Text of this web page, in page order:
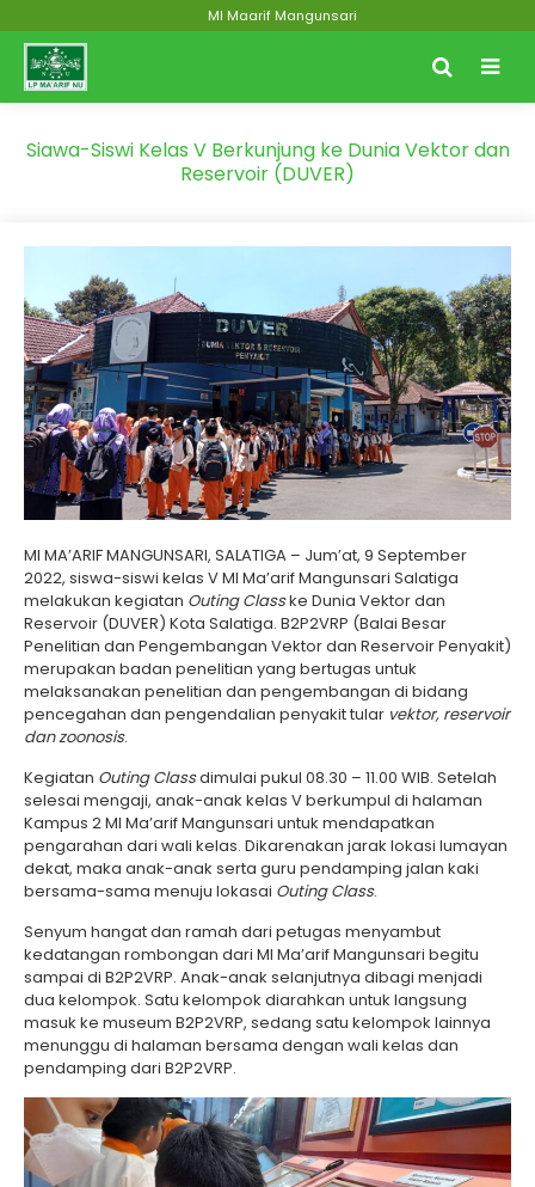
MI Maarif Mangunsari
Siawa-Siswi Kelas V Berkunjung ke Dunia Vektor dan
Reservoir (DUVER)
MI MA’ARIF MANGUNSARI, SALATIGA – Jum’at, 9 September
2022, siswa-siswi kelas V MI Ma’arif Mangunsari Salatiga
melakukan kegiatan Outing Classke Dunia Vektor dan
Reservoir (DUVER) Kota Salatiga. B2P2VRP (Balai Besar
Penelitian dan Pengembangan Vektor dan Reservoir Penyakit)
merupakan badan penelitian yang bertugas untuk
melaksanakan penelitian dan pengembangan di bidang
pencegahan dan pengendalian penyakit tular vektor, reservoir
dan zoonosis.
Kegiatan OutingClassdimulai pukul 08.30 – 11.00 WIB. Setelah
selesai mengaji, anak-anak kelas V berkumpul di halaman
Kampus 2 MI Ma’arif Mangunsari untuk mendapatkan
pengarahan dari wali kelas. Dikarenakan jarak lokasi lumayan
dekat, maka anak-anak serta guru pendamping jalan kaki
bersama-sama menuju lokasai OutingClass.
Senyum hangat dan ramah dari petugas menyambut
kedatangan rombongan dari MI Ma’arif Mangunsari begitu
sampai di B2P2VRP. Anak-anak selanjutnya dibagi menjadi
dua kelompok. Satu kelompok diarahkan untuk langsung
masuk ke museum B2P2VRP, sedang satu kelompok lainnya
menunggu di halaman bersama dengan wali kelas dan
pendamping dari B2P2VRP.